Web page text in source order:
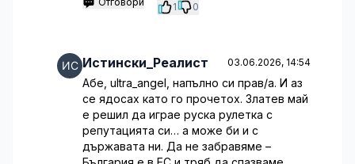
1 0
Истински_Реалист 03.06.2026, 14:54
Абе, ultra_angel, напълно си прав/а. И аз
се ядосах като го прочетох. Златев май
е решил да играе руска рулетка с
репутацията си… а може би и с
държавата ни. Да не забравяме –